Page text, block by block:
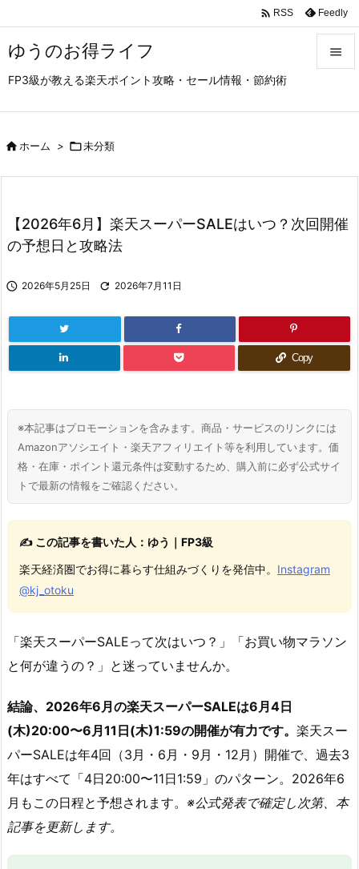
ゆうのお得ライフ
FP3級が教える楽天ポイント攻略・セール情報・節約術

次へ
 RSS Feedly
ホーム > 未分類
【2026年6月】楽天スーパーSALEはいつ？次回開催
の予想日と攻略法
 2026年5月25日  2026年7月11日
Copy
※本記事はプロモーションを含みます。商品・サービスのリンクには
Amazonアソシエイト・楽天アフィリエイト等を利用しています。価
格・在庫・ポイント還元条件は変動するため、購入前に必ず公式サイ
トで最新の情報をご確認ください。
✍️ この記事を書いた人：ゆう｜FP3級
楽天経済圏でお得に暮らす仕組みづくりを発信中。 Instagram
@kj_otoku
「楽天スーパーSALEって次はいつ？」「お買い物マラソン
と何が違うの？」と迷っていませんか。
結論、2026年6月の楽天スーパーSALEは6月4日
(木)20:00〜6月11日(木)1:59の開催が有力です。 楽天スー
パーSALEは年4回（3月・6月・9月・12月）開催で、過去3
年はすべて「4日20:00〜11日1:59」のパターン。2026年6
月もこの日程と予想されます。 ※公式発表で確定し次第、本
記事を更新します。